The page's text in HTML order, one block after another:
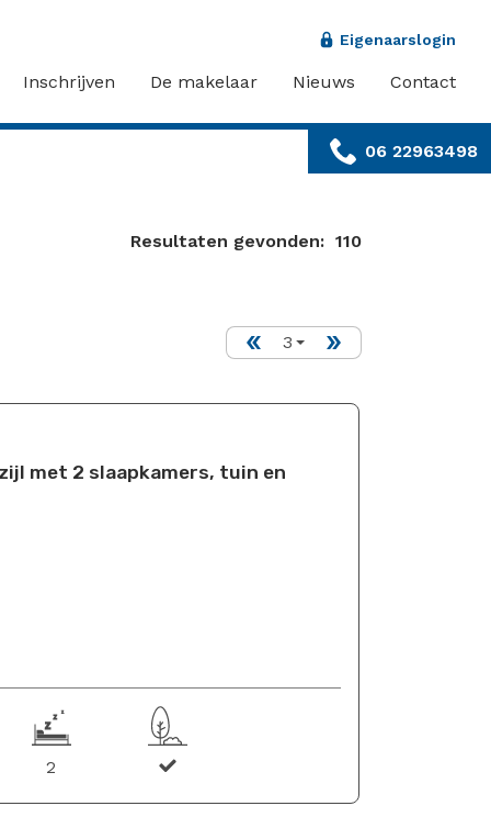
Eigenaarslogin
Inschrijven De makelaar Nieuws Contact
06 22963498
Resultaten gevonden: 110
3
met 2 slaapkamers, tuin en
2